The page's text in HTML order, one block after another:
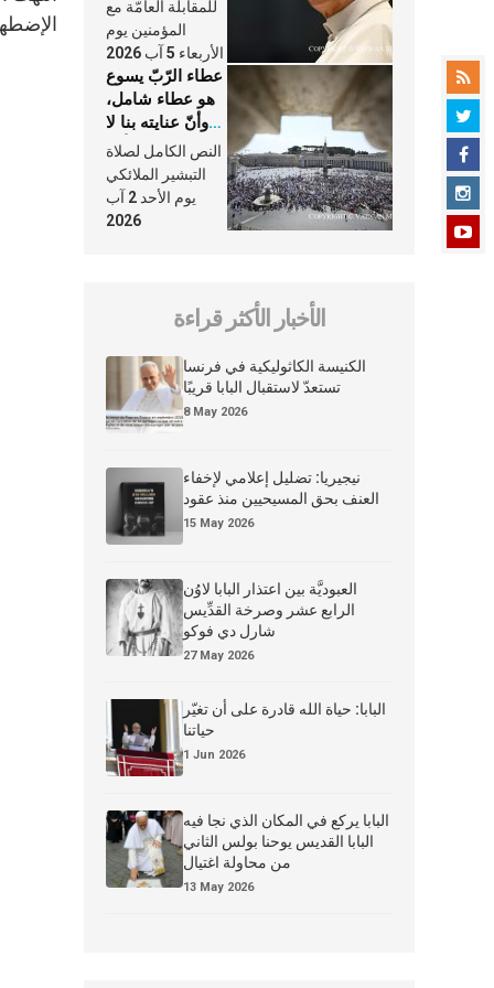
الكنيسة
للمقابلة العامّة مع
المؤمنين يوم
الأربعاء 5 آب 2026
عطاء الرّبّ يسوع
هو عطاء شامل،
وأنّ عنايته بنا لا
تغيب عنّا أبدًا
النص الكامل لصلاة
التبشير الملائكي
يوم الأحد 2 آب
2026
الأخبار الأكثر قراءة
الكنيسة الكاثوليكية في فرنسا
تستعدّ لاستقبال البابا قريبًا
8 May 2026
نيجيريا: تضليل إعلامي لإخفاء
العنف بحق المسيحيين منذ عقود
15 May 2026
العبوديَّة بين اعتذار البابا لاوُن
الرابع عشر وصرخة القدِّيس
شارل دي فوكو
27 May 2026
البابا: حياة الله قادرة على أن تغيّر
حياتنا
1 Jun 2026
البابا يركع في المكان الذي نجا فيه
البابا القديس يوحنا بولس الثاني
من محاولة اغتيال
13 May 2026